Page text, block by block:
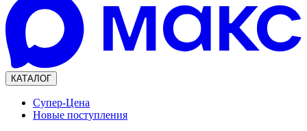
КАТАЛОГ
Супер-Цена
Новые поступления